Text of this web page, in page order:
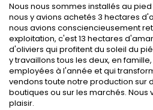
Nous nous sommes installés au pied
nous y avions achetés 3 hectares
nous avions consciencieusement
exploitation, c'est 13 hectares
d'oliviers qui profitent du soleil du
y travaillons tous les deux, en
employées à l'année et qui
vendons toute notre production sur
boutiques ou sur les marchés. Nous
plaisir.